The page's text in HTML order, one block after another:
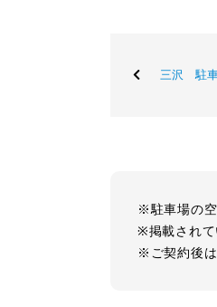
三沢 駐
※駐車場の空
※掲載されて
※ご契約後は